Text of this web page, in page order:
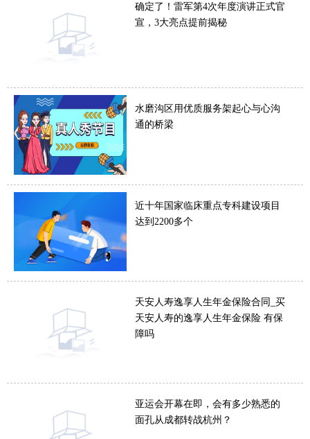
确定了！雷军第4次年度演讲正式官
宣，3大亮点提前揭秘
水磨沟区用优质服务架起心与心沟
通的桥梁
近十年国家临床重点专科建设项目
达到2200多个
天安人寿逸享人生年金保险合同_买
天安人寿的逸享人生年金保险 有保
障吗
亚运会开幕在即，会有多少熟悉的
面孔从成都转战杭州？